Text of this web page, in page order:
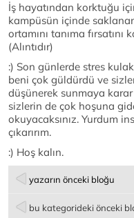
İş hayatından korktuğu
kampüsün içinde
ortamını tanıma
(Alıntıdır)
:) Son günlerde stres
beni çok güldürdü ve
düşünerek sunmaya
sizlerin de çok hoşuna
okuyacaksınız. Yurdum
çıkarırım.
:) Hoş kalın.
yazarın önceki bloğu
bu kategorideki önceki